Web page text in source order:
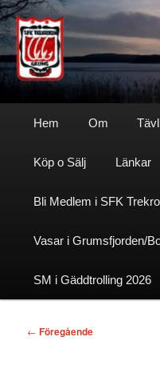
Hoppa
till
primärt
innehållSfktrekroken
Hem Om
Köp o Sälj Länkar
Bli Medlem i SFK
Vasar i Grumsfjorden/
SM i Gäddtrolling 2026
Inläggsnavigering
← Föregående